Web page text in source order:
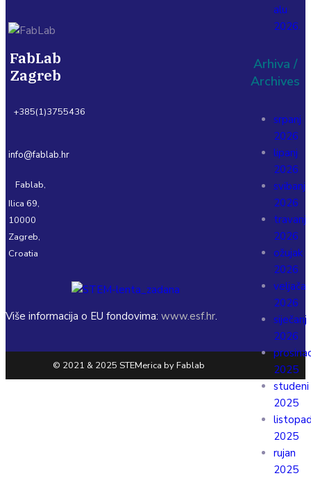
alu
2026.
Arhiva /
Archives
srpanj
2026
lipanj
2026
svibanj
2026
travanj
2026
ožujak
2026
veljača
2026
siječanj
2026
2025
studeni
2025
2025
rujan
2025
FabLab
Zagreb
+385(1)3755436
info@fablab.hr
Fablab,
Ilica 69,
10000
Zagreb,
Croatia
Više informacija o EU fondovima: www.esf.hr.
© 2021 & 2025 STEMerica by Fablab